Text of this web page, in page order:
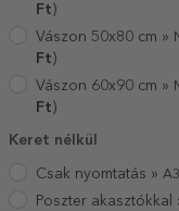
Ft)
Vászon 50x80 cm »
Ft)
Vászon 60x90 cm »
Ft)
Keret nélkül
Csak nyomtatás »
Poszter akasztókkal